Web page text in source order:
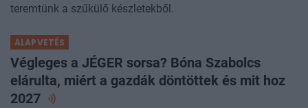
teremtünk a szűkülő készletekből.
ALAPVETÉS
Végleges a JÉGER sorsa? Bóna Szabolcs
elárulta, miért a gazdák döntöttek és mit hoz
2027